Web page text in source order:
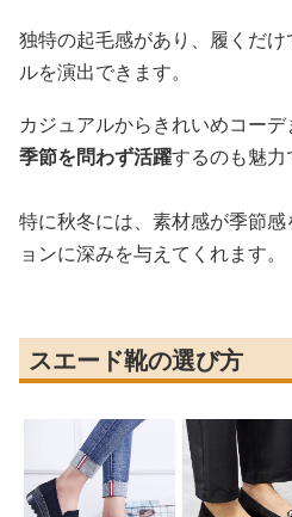
独特の起毛感があり、履くだ
ルを演出できます。
カジュアルからきれいめコーデ
季節を問わず活躍するのも魅力
特に秋冬には、素材感が季節
ョンに深みを与えてくれます。
スエード靴の選び方